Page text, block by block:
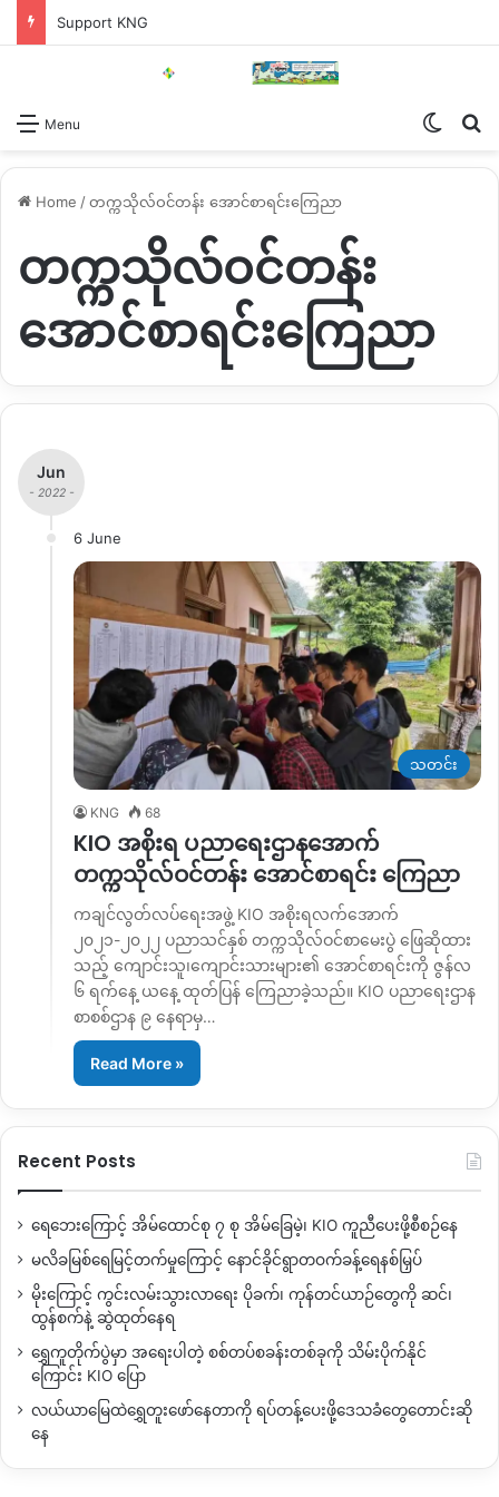
Support KNG
Menu
Home /တက္ကသိုလ်ဝင်တန်း အောင်စာရင်းကြေညာ
တက္ကသိုလ်ဝင်တန်း
အောင်စာရင်းကြေညာ
Jun
- 2022 -
6 June
သတင်း
KNG 68
KIO အစိုးရ ပညာရေးဌာနအောက်
တက္ကသိုလ်ဝင်တန်း အောင်စာရင်း ကြေညာ
ကချင်လွတ်လပ်ရေးအဖွဲ့ KIO အစိုးရလက်အောက်
၂၀၂၁-၂၀၂၂ ပညာသင်နှစ် တက္ကသိုလ်ဝင်စာမေးပွဲ ဖြေဆိုထား
သည့် ကျောင်းသူ၊ကျောင်းသားများ၏ အောင်စာရင်းကို ဇွန်လ
၆ ရက်နေ့ ယနေ့ ထုတ်ပြန် ကြေညာခဲ့သည်။ KIO ပညာရေးဌာန
စာစစ်ဌာန ၉ နေရာမှ…
Read More »
Recent Posts
ရေဘေးကြောင့် အိမ်ထောင်စု ၇ စု အိမ်ခြေမဲ့၊ KIO ကူညီပေးဖို့စီစဉ်နေ
မလိခမြစ်ရေမြင့်တက်မှုကြောင့် နောင်ခိုင်ရွာတဝက်ခန့်ရေနစ်မြှပ်
မိုးကြောင့် ကွင်းလမ်းသွားလာရေး ပိုခက်၊ ကုန်တင်ယာဉ်တွေကို ဆင်၊
ထွန်စက်နဲ့ ဆွဲထုတ်နေရ
ရွှေကူတိုက်ပွဲမှာ အရေးပါတဲ့ စစ်တပ်စခန်းတစ်ခုကို သိမ်းပိုက်နိုင်
ကြောင်း KIO ပြော
လယ်ယာမြေထဲရွှေတူးဖော်နေတာကို ရပ်တန့်ပေးဖို့ဒေသခံတွေတောင်းဆို
နေ